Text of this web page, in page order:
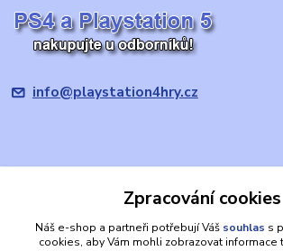
info@playstation4hry.cz
Upravit sběr cookies.
Prohlášení: provozovatel domény/
Zpracování cookies
Náš e-shop a partneři potřebují Váš souhlas s
cookies, aby Vám mohli zobrazovat informace